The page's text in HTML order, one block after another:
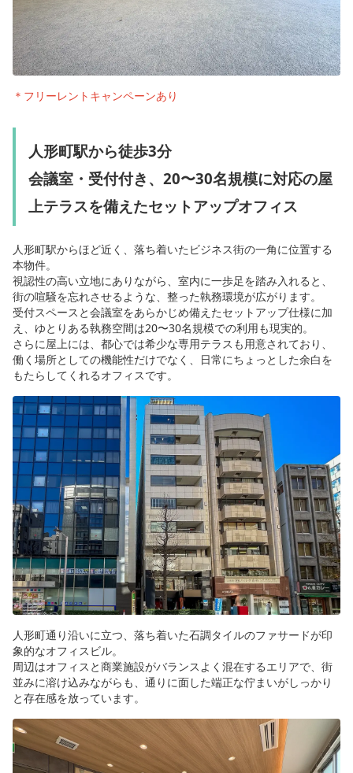
＊フリーレントキャンペーンあり
人形町駅から徒歩3分
会議室・受付付き、20〜30名規模に対応の屋
上テラスを備えたセットアップオフィス
人形町駅からほど近く、落ち着いたビジネス街の一角に位置する
本物件。
視認性の高い立地にありながら、室内に一歩足を踏み入れると、
街の喧騒を忘れさせるような、整った執務環境が広がります。
受付スペースと会議室をあらかじめ備えたセットアップ仕様に加
え、ゆとりある執務空間は20〜30名規模での利用も現実的。
さらに屋上には、都心では希少な専用テラスも用意されており、
働く場所としての機能性だけでなく、日常にちょっとした余白を
もたらしてくれるオフィスです。
人形町通り沿いに立つ、落ち着いた石調タイルのファサードが印
象的なオフィスビル。
周辺はオフィスと商業施設がバランスよく混在するエリアで、街
並みに溶け込みながらも、通りに面した端正な佇まいがしっかり
と存在感を放っています。